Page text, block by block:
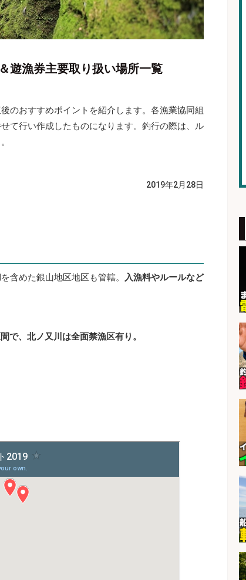
遊漁券主要取り扱い場所一覧
のおすすめポイントを紹介します。各漁業協同組
て行い作成したものになります。釣行の際は、ル
2019年2月28日
含めた銀山地区地区も管轄。 入漁料やルールなど
で、北ノ又川は全面禁漁区有り。